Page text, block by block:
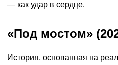
— как удар в сердце.
«Под мостом»
История, основанная на